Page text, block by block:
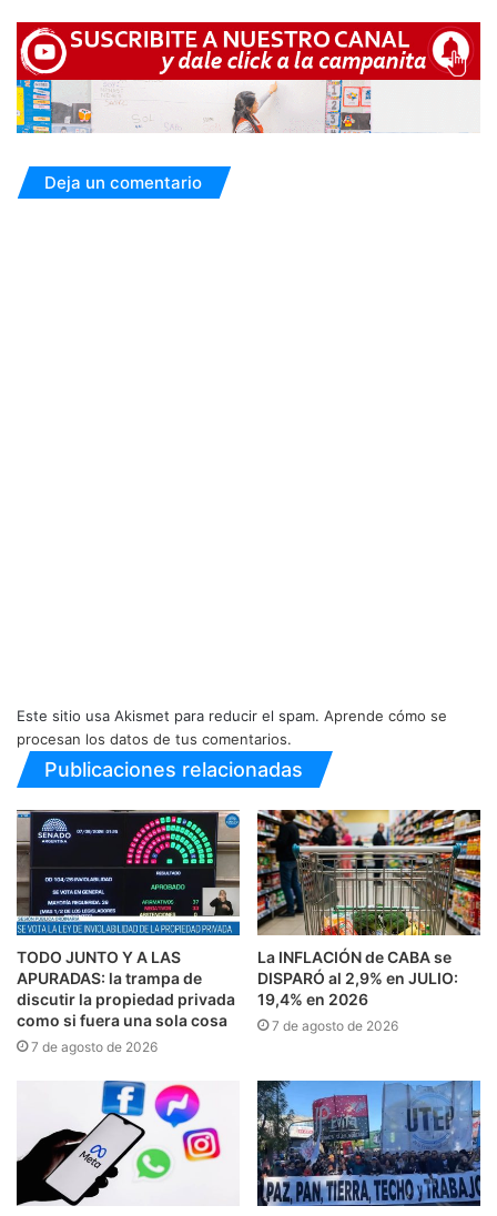
Deja un comentario
Este sitio usa Akismet para reducir el spam. Aprende cómo se
procesan los datos de tus comentarios.
Publicaciones relacionadas
TODO JUNTO Y A LAS
APURADAS: la trampa de
discutir la propiedad privada
como si fuera una sola cosa
7 de agosto de 2026
La INFLACIÓN de CABA se
DISPARÓ al 2,9% en JULIO:
19,4% en 2026
7 de agosto de 2026